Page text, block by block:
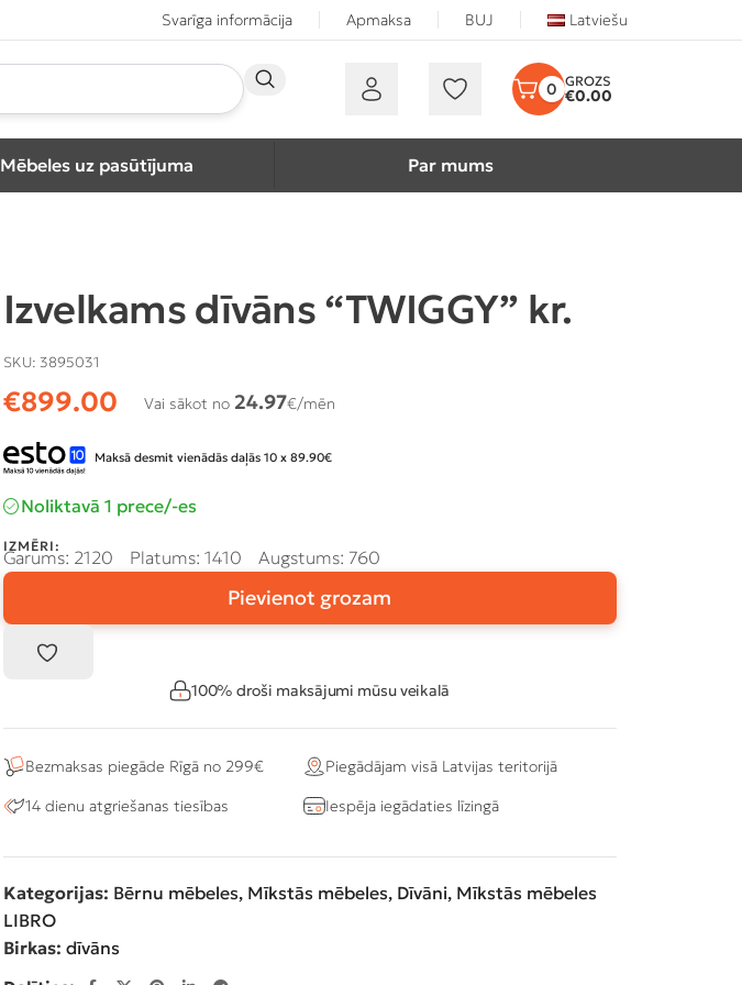
Svarīga informācija Apmaksa BUJ Latviešu
0 €0.00
Mēbeles uz pasūtījuma
Par mums
Izvelkams dīvāns “TWIGGY” kr.
SKU: 3895031
€899.00 Vai sākot no 24.97€/mēn
Maksā desmit vienādās daļās 10 x 89.90€
Noliktavā 1 prece/-es
IZMĒRI:
Garums: 2120 Platums: 1410 Augstums: 760
Pievienot grozam
100% droši maksājumi mūsu veikalā
Bezmaksas piegāde Rīgā no 299€
Piegādājam visā Latvijas teritorijā
14 dienu atgriešanas tiesības
Iespēja iegādaties līzingā
Kategorijas: Bērnu mēbeles, Mīkstās mēbeles, Dīvāni, Mīkstās mēbeles
LIBRO
Birkas: dīvāns